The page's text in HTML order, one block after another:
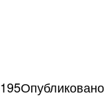
195Опубликовано